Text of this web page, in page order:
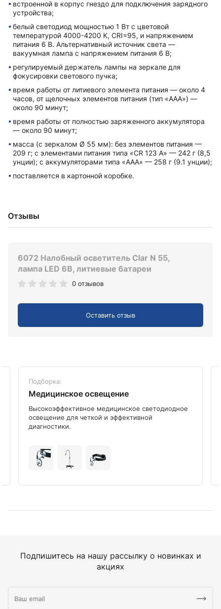
встроенной в корпус гнездо для подключения зарядного
устройства;
белый светодиод мощностью 1 Вт с цветовой
температурой 4000-4200 К, CRI=95, и напряжением
питания 6 В. Альтернативный источник света —
вакуумная лампа с напряжением питания 6 В;
регулируемый держатель лампы на зеркале для
фокусировки светового пучка;
время работы от литиевого элемента питания — около 4
часов, от щелочных элементов питания (тип «AAA») —
около 90 минут;
время работы от полностью заряженного аккумулятора
— около 90 минут;
масса (с зеркалом Ø 55 мм): без элементов питания —
209 г; с элементами питания типа «CR 123 A» — 242 г (8,5
унции); с аккумуляторами типа «AAA» — 258 г (9.1 унции);
поставляется в картонной коробке.
Отзывы
6072 Налобный осветитель Clar N 55,
лампа LED 6В, литиевые батареи
0 отзывов
Оставить отзыв
Подборка:
Медицинское освещение
Высокоэффективное медицинское светодиодное
освещение для четкой и эффективной
диагностики.
Подпишитесь на нашу рассылку о новинках и
акциях